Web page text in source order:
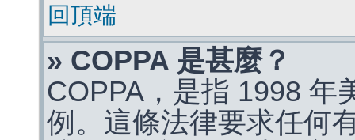
回頂端
» COPPA 是甚麼？
COPPA，是指 1998 年
例。這條法律要求任何